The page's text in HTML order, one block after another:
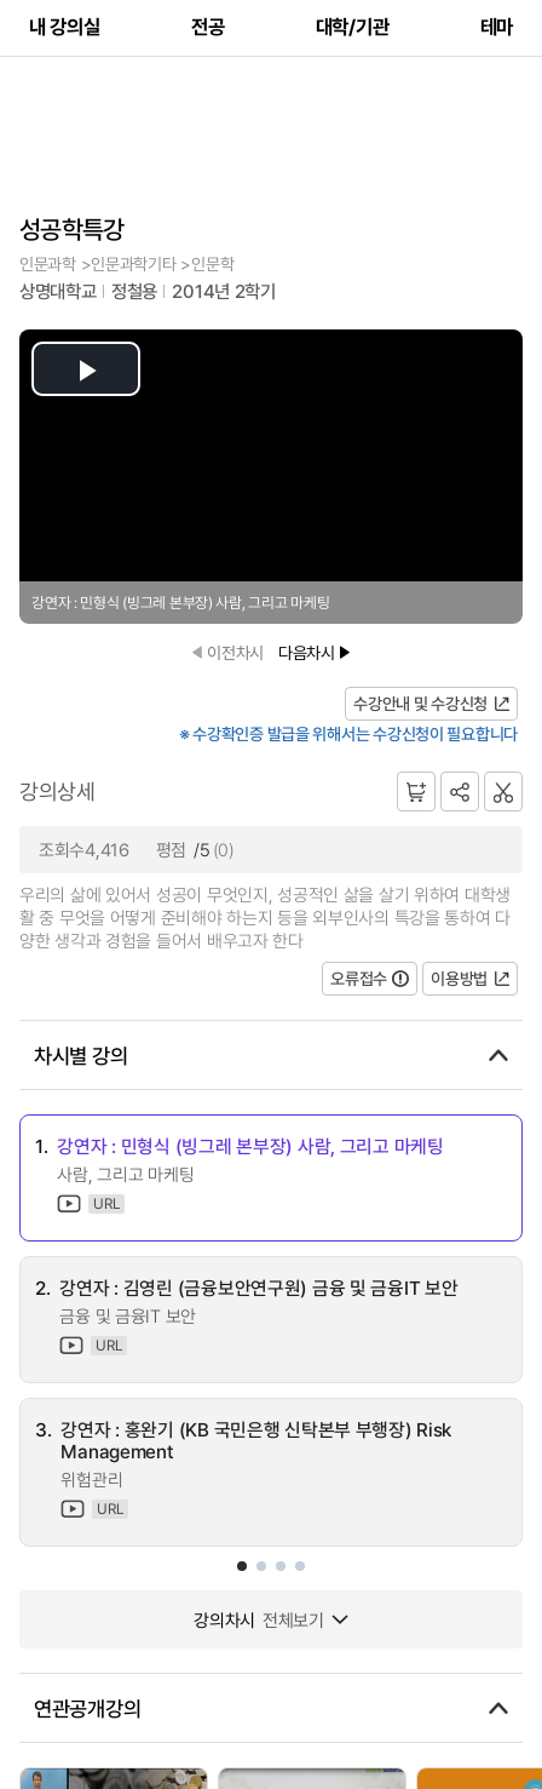
내 강의실 전공 대학/기관 테마
성공학특강
인문과학 >인문과학기타 >인문학
상명대학교 정철용 2014년 2학기
Play
강연자 : 민형식 (빙그레 본부장) 사람, 그리고 마케팅
이전차시 다음차시
수강안내 및 수강신청
※ 수강확인증 발급을 위해서는 수강신청이 필요합니다
강의상세
조회수4,416 평점 /5 (0)
우리의 삶에 있어서 성공이 무엇인지, 성공적인 삶을 살기 위하여 대학생
활 중 무엇을 어떻게 준비해야 하는지 등을 외부인사의 특강을 통하여 다
양한 생각과 경험을 들어서 배우고자 한다
오류접수
이용방법
차시별 강의
1. 강연자 : 민형식 (빙그레 본부장) 사람, 그리고 마케팅
사람, 그리고 마케팅
URL
2. 강연자 : 김영린 (금융보안연구원) 금융 및 금융IT 보안
금융 및 금융IT 보안
URL
3. 강연자 : 홍완기 (KB 국민은행 신탁본부 부행장) Risk
Management
위험관리
URL
강의차시 전체보기
연관공개강의